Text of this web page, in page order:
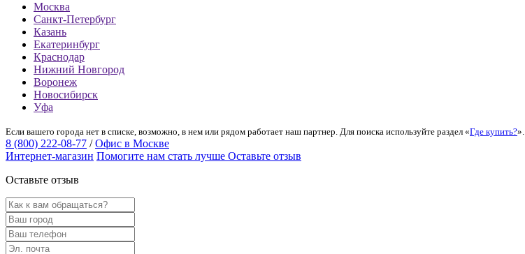
Москва
Санкт-Петербург
Казань
Екатеринбург
Краснодар
Нижний Новгород
Воронеж
Новосибирск
Уфа
Если вашего города нет в списке, возможно, в нем или рядом работает наш партнер. Для поиска используйте раздел «Где купить?».
8 (800) 222-08-77 / Офис в Москве
Интернет-магазин Помогите нам стать лучше Оставьте отзыв
Оставьте отзыв